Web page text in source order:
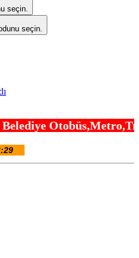
seçin.
seçin.
14 kilometrelik asfalt müjdesi